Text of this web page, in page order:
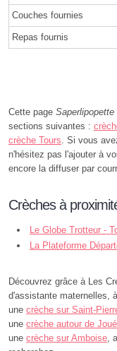
Couches fournies
Repas fournis
Cette page Saperlipopette
sections suivantes :
crèche Tours. Si vous
n'hésitez pas l'ajouter à
encore la diffuser par
Crèches à
Le Globe Trotteur -
La Plateforme
Découvrez grâce à Les
d'assistante maternelles,
une crèche sur Saint-
une crèche autour de
une crèche sur Amboise,